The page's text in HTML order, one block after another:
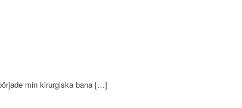
min kirurgiska bana […]